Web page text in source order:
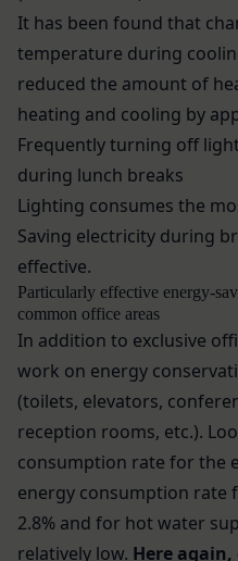
It has been found that
temperature during
reduced the amount of
heating and cooling by
Frequently turning off
during lunch breaks
Lighting consumes the
Saving electricity during
effective.
Particularly effective energy-
common office areas
In addition to exclusive
work on energy
(toilets, elevators,
reception rooms, etc.).
consumption rate for the
energy consumption rate
2.8% and for hot water
relatively low. Here
当社は、当社の利用規
お客様の保護のために、
と判断する場合、お客
示することがあります。
売却または合併
組織再編、合併または
個人情報の全部または
があります。
委託先等の管理
当社は、業務を委託する
提供または開示する場
な取扱いおよび保護を行
供および当社の提供目
ないよう適切に管理お
開示・訂正等
お客様がご自身の個人
は利用停止を希望され
その他の法令により当
て、速やかに対応させ
なお、かかる場合には
佐人又は補助人の同
会員登録の申請に虚
合
過去に当社との契約
係者であると当社が
反社会的勢力等（暴
体、反社会的勢力、
意味します。以下同
供その他を通じて反
もしくは経営に協力
的勢力等との何らか
ていると当社が判断し
その他会員登録が適
場合
第5条（登録内容の変更
会員は、登録情報の内
変更が生じた場合、直
録内容を変更する手続
会員が前項に定める変
には、既に登録済みの